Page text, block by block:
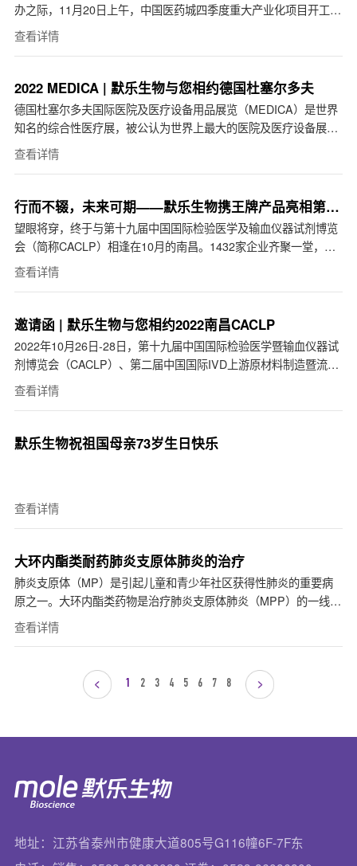
办之际，11月20日上午，中国医药城四季度重大产业化项目开工暨
默乐生物项目奠基仪式，在生物医药产业园区默乐生...
查看详情
2022 MEDICA | 默乐生物与您相约德国杜塞尔多夫
德国杜塞尔多夫国际医院及医疗设备用品展览（MEDICA）是世界
知名的综合性医疗展，被公认为世界上最大的医院及医疗设备展览
会，以其不可替代的规模和影响力位居世界医疗贸易展...
查看详情
行而不辍，未来可期——默乐生物携王牌产品亮相第19
届CACLP
望眼将穿，终于与第十九届中国国际检验医学及输血仪器试剂博览
会（简称CACLP）相逢在10月的南昌。1432家企业齐聚一堂，共
话行业未来。默乐生物携王牌产品及菁英团队闪亮登场，为...
查看详情
邀请函 | 默乐生物与您相约2022南昌CACLP
2022年10月26日-28日，第十九届中国国际检验医学暨输血仪器试
剂博览会（CACLP）、第二届中国国际IVD上游原材料制造暨流通
供应链博览会（CISCE）将在南昌绿地国际博览中心举行。...
查看详情
默乐生物祝祖国母亲73岁生日快乐
查看详情
大环内酯类耐药肺炎支原体肺炎的治疗
肺炎支原体（MP）是引起儿童和青少年社区获得性肺炎的重要病
原之一。大环内酯类药物是治疗肺炎支原体肺炎（MPP）的一线用
药，但随着大环内酯类抗生素的不合理使用，其耐药问题日...
查看详情
1 2 3 4 5 6 7 8
地址：江苏省泰州市健康大道805号G116幢6F-7F东